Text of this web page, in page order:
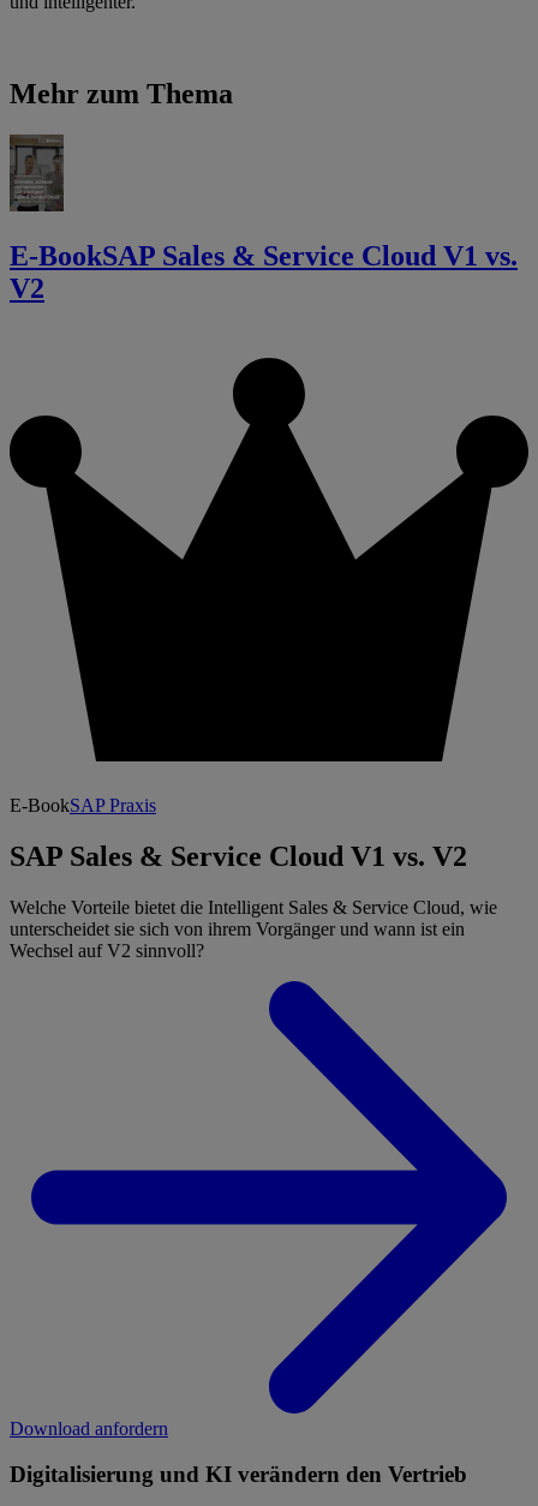
Mehr zum Thema
E-BookSAP Sales & Service Cloud V1 vs.
V2
E-BookSAP Praxis
SAP Sales & Service Cloud V1 vs. V2
Welche Vorteile bietet die Intelligent Sales & Service Cloud, wie
unterscheidet sie sich von ihrem Vorgänger und wann ist ein
Wechsel auf V2 sinnvoll?
Download anfordern
Digitalisierung und KI verändern den Vertrieb